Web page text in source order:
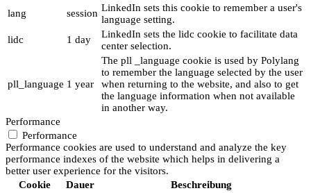
lang
session LinkedIn sets this cookie to remember a user's
language setting.
lidc
1 day
LinkedIn sets the lidc cookie to facilitate data
center selection.
pll_language 1 year
The pll _language cookie is used by Polylang
to remember the language selected by the user
when returning to the website, and also to get
the language information when not available
in another way.
Performance
Performance
Performance cookies are used to understand and analyze the key
performance indexes of the website which helps in delivering a
better user experience for the visitors.
Cookie
Dauer Beschreibung